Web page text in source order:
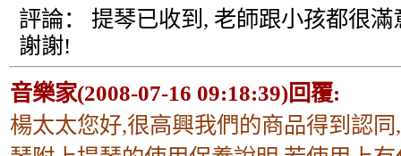
評論：
提琴已收到, 老師跟小孩都很滿
謝謝!
音樂家(2008-07-16 09:18:39)回覆:
楊太太您好,很高興我們的商品得到認同